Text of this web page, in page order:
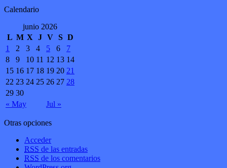
Calendario
junio 2026
L M X J V S D
« May Jul »
1 2 3 4 5 6
7
8
9 10 11 12 13 14
15 16 17 18 19 20 21
22 23 24 25 26 27 28
29 30
Otras opciones
Acceder
RSS de las entradas
RSS de los comentarios